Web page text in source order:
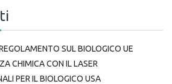
SUL BIOLOGICO UE
CHIMICA CON IL LASER
PER IL BIOLOGICO USA